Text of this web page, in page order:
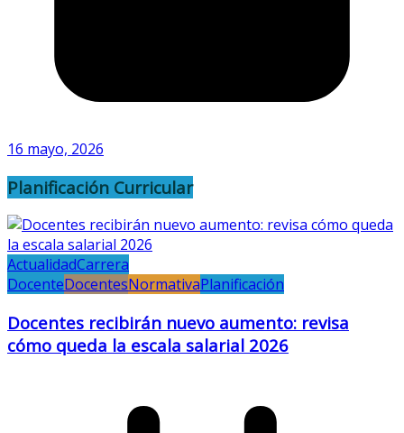
16 mayo, 2026
Planificación Curricular
ActualidadCarrera
DocenteDocentesNormativaPlanificación
Docentes recibirán nuevo aumento: revisa
cómo queda la escala salarial 2026